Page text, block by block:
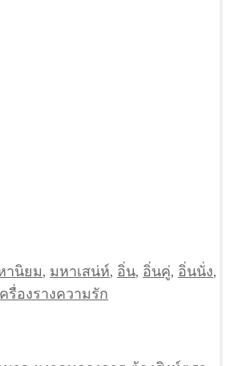
านิยม, มหาเสน่ห์, อิ่น, อิ่นคู่, อิ่นนั่ง,
ครื่องรางความรัก